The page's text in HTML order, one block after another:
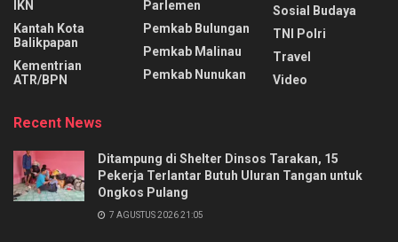
IKN
Kantah Kota
Balikpapan
Kementrian
ATR/BPN
Parlemen
Pemkab Bulungan
Pemkab Malinau
Pemkab Nunukan
Sosial Budaya
TNI Polri
Travel
Video
Recent News
Ditampung di Shelter Dinsos Tarakan, 15
Pekerja Terlantar Butuh Uluran Tangan untuk
Ongkos Pulang
7 AGUSTUS 2026 21:05